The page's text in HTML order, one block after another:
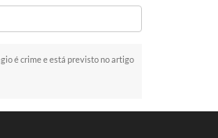
é crime e está previsto no artigo